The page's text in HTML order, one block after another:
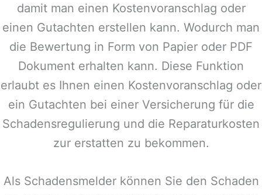
damit man einen Kostenvoranschlag oder
einen Gutachten erstellen kann. Wodurch man
die Bewertung in Form von Papier oder PDF
Dokument erhalten kann. Diese Funktion
erlaubt es Ihnen einen Kostenvoranschlag oder
ein Gutachten bei einer Versicherung für die
Schadensregulierung und die Reparaturkosten
zur erstatten zu bekommen.
Als Schadensmelder können Sie den Schaden